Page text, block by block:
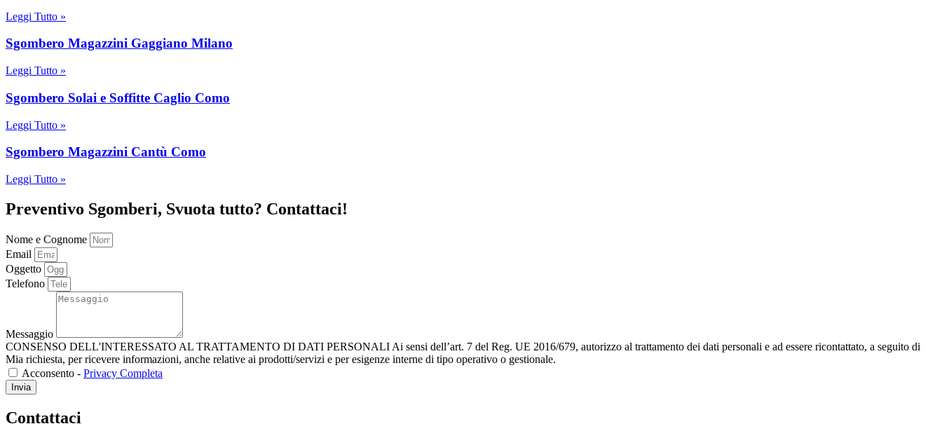
Leggi Tutto »
Sgombero Magazzini Gaggiano Milano
Leggi Tutto »
Sgombero Solai e Soffitte Caglio Como
Leggi Tutto »
Sgombero Magazzini Cantù Como
Leggi Tutto »
Preventivo Sgomberi, Svuota tutto? Contattaci!
Nome e Cognome
Email
Oggetto
Telefono
Messaggio
CONSENSO DELL'INTERESSATO AL TRATTAMENTO DI DATI PERSONALI Ai sensi dell’art. 7 del Reg. UE 2016/679, autorizzo al trattamento dei dati personali e ad essere ricontattato, a seguito di
Mia richiesta, per ricevere informazioni, anche relative ai prodotti/servizi e per esigenze interne di tipo operativo o gestionale.
Acconsento - Privacy Completa
Invia
Contattaci